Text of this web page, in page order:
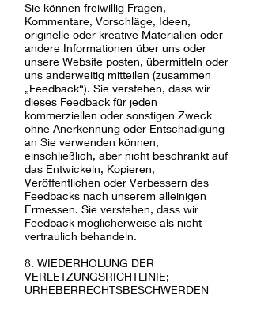
Sie können freiwillig Fragen,
Kommentare, Vorschläge, Ideen,
originelle oder kreative Materialien oder
andere Informationen über uns oder
unsere Website posten, übermitteln oder
uns anderweitig mitteilen (zusammen
„Feedback“). Sie verstehen, dass wir
dieses Feedback für jeden
kommerziellen oder sonstigen Zweck
ohne Anerkennung oder Entschädigung
an Sie verwenden können,
einschließlich, aber nicht beschränkt auf
das Entwickeln, Kopieren,
Veröffentlichen oder Verbessern des
Feedbacks nach unserem alleinigen
Ermessen. Sie verstehen, dass wir
Feedback möglicherweise als nicht
vertraulich behandeln.
8. WIEDERHOLUNG DER
VERLETZUNGSRICHTLINIE;
URHEBERRECHTSBESCHWERDEN